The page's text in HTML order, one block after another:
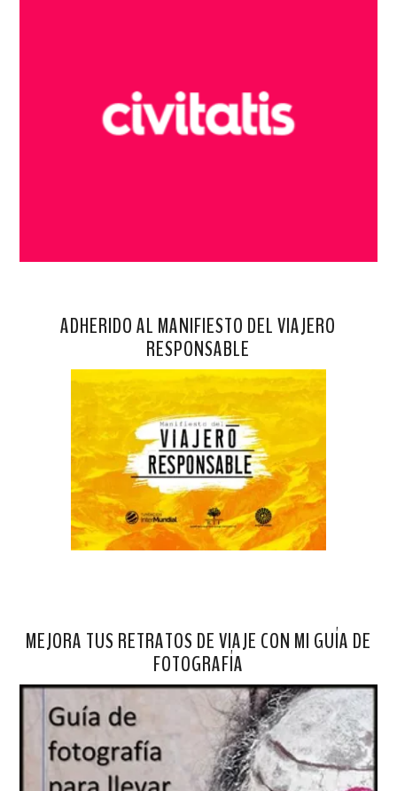
ADHERIDO AL MANIFIESTO DEL VIAJERO
RESPONSABLE
MEJORA TUS RETRATOS DE VIAJE CON MI GUÍA DE
FOTOGRAFÍA